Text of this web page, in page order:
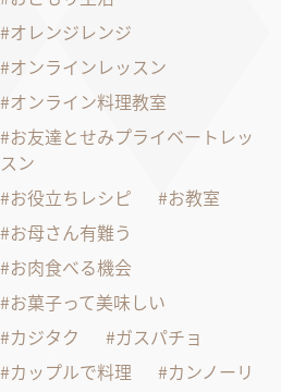
オレンジレンジ
オンラインレッスン
オンライン料理教室
お友達とせみプライベートレッ
スン
お役立ちレシピ
お教室
お母さん有難う
お肉食べる機会
お菓子って美味しい
カジタク
ガスパチョ
カップルで料理
カンノーリ